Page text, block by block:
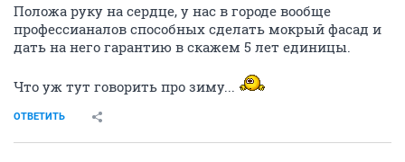
Положа руку на сердце, у нас в городе вообще
профессианалов способных сделать мокрый фасад и
дать на него гарантию в скажем 5 лет единицы.
Что уж тут говорить про зиму...
ОТВЕТИТЬ